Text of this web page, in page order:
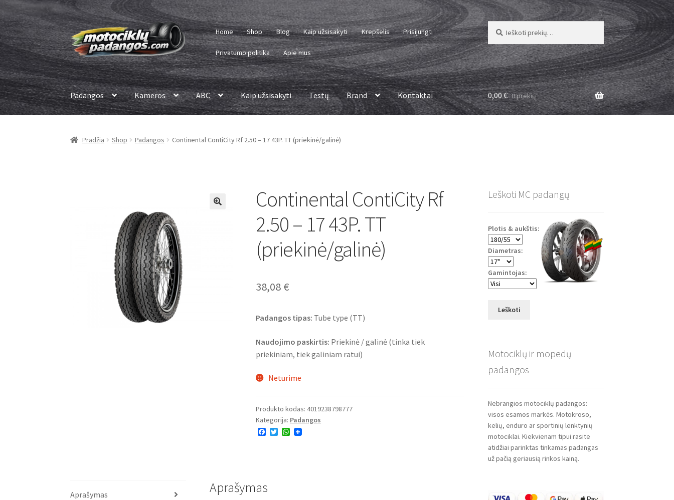
Pereiti
prie
meniu
Pereiti
prie
turinio
Home Shop Blog Kaip užsisakyti Krepšelis Prisijungti
Privatumo politika Apie mus
Ieškoti:
Ieškoti
Padangos Kameros ABC Kaip užsisakyti Testų Brand Kontaktai 0,00€ 0 prekių
Pradžia Shop Padangos Continental ContiCity Rf 2.50 – 17 43P. TT (priekinė/galinė)
Continental ContiCity Rf
2.50 – 17 43P. TT
(priekinė/galinė)
38,08 €
Padangos tipas: Tube type (TT)
Naudojimo paskirtis: Priekinė / galinė (tinka tiek
priekiniam, tiek galiniam ratui)
Neturime
Produkto kodas:4019238798777
Kategorija: Padangos
F
k
T
W
Aprašymas Aprašymas
Leškoti MC padangų
Plotis & aukštis:
Diametras:
Gamintojas:
Leškoti
Motociklų ir mopedų
padangos
Nebrangios motociklų padangos:
visos esamos markės. Motokroso,
kelių, enduro ar sportinių lenktynių
motociklai. Kiekvienam tipui rasite
atidžiai parinktas tinkamas padangas
už pačią geriausią rinkos kainą.